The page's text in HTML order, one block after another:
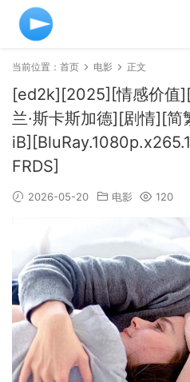
当前位置： 首页 电影 正文
[ed2k][2025][情感价值
兰·斯卡斯加德][剧情][
FRDS]
2026-05-20 电影 120